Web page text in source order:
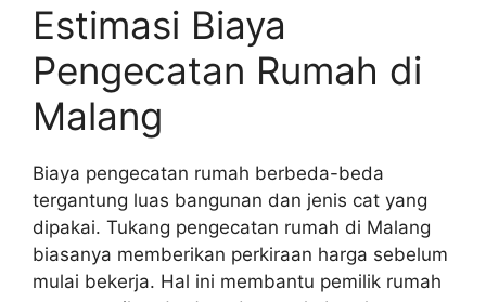
Estimasi Biaya
Pengecatan Rumah di
Malang
Biaya pengecatan rumah berbeda-beda
tergantung luas bangunan dan jenis cat yang
dipakai. Tukang pengecatan rumah di Malang
biasanya memberikan perkiraan harga sebelum
mulai bekerja. Hal ini membantu pemilik rumah